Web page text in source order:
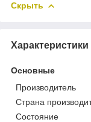
Скрыть
Характеристики
Основные
Производитель
Страна
Состояние